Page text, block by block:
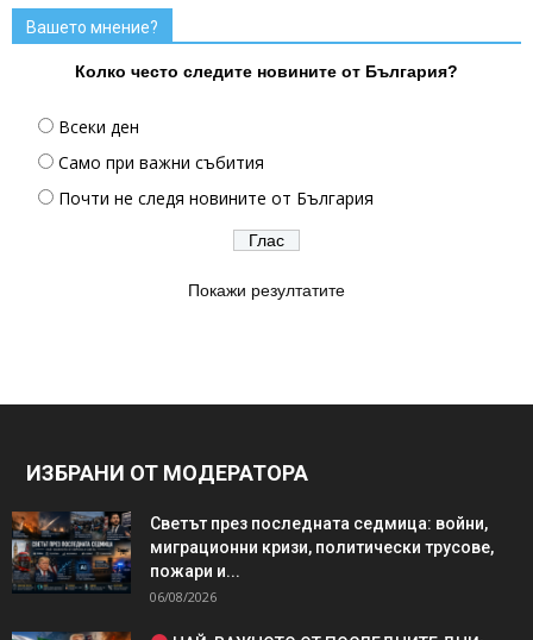
Вашето мнение?
Колко често следите новините от България?
Всеки ден
Само при важни събития
Почти не следя новините от България
Покажи резултатите
ИЗБРАНИ ОТ МОДЕРАТОРА
Светът през последната седмица: войни,
миграционни кризи, политически трусове,
пожари и...
06/08/2026